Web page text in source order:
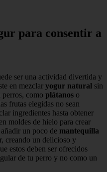
para consentir a
ser una actividad divertida y
en mezclar yogur natural sin
perros, como plátanos o
frutas elegidas no sean
ingredientes hasta obtener
moldes de hielo para crear
un poco de mantequilla
creando un delicioso y
estos deben ser ofrecidos
de tu perro y no como un